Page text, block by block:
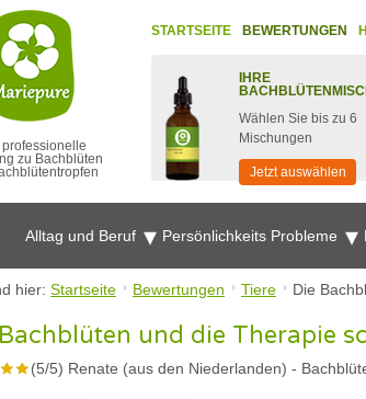
professionelle
zu Bachblüten
STARTSEITE BEWERTUNGEN
IHRE
Wählen Sie bis zu 6
Mischungen
Jetzt auswählen
Alltag und Beruf Persönlichkeits Probleme
hier: Startseite Bewertungen Tiere Die
und die Therapie
(5/5) Renate (aus den Niederlanden) -